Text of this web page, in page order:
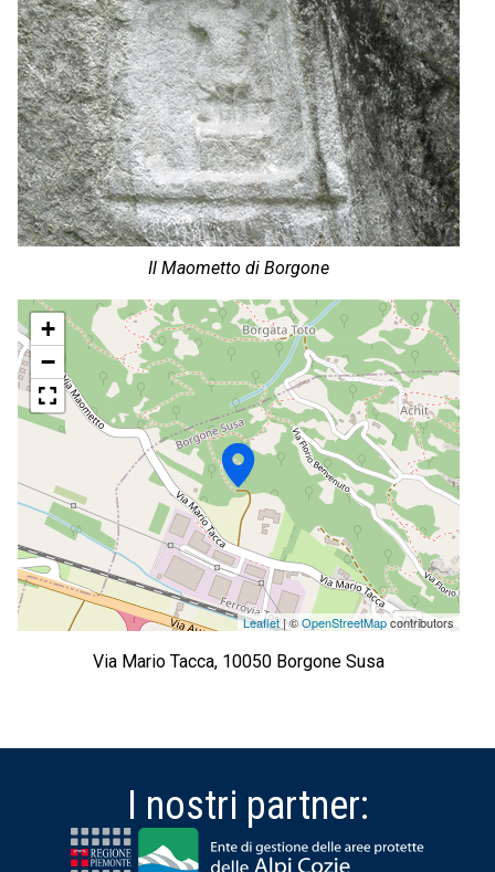
Il Maometto di Borgone
+
−
Leaflet| ©OpenStreetMapcontributors
Via Mario Tacca, 10050 Borgone Susa
I nostri partner: